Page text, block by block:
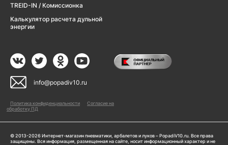
TREID-IN / Комиссионка
Калькулятор расчета дульной
энергии
info@popadiv10.ru
Политика конфиденциальности
Согласие на
обработку ПД
© 2013-2026 Интернет-магазин пневматики, арбалетов и луков – PopadiV10.ru. Все права
защищены. Вся информация, размещенная на сайте, носит информационный характер и не